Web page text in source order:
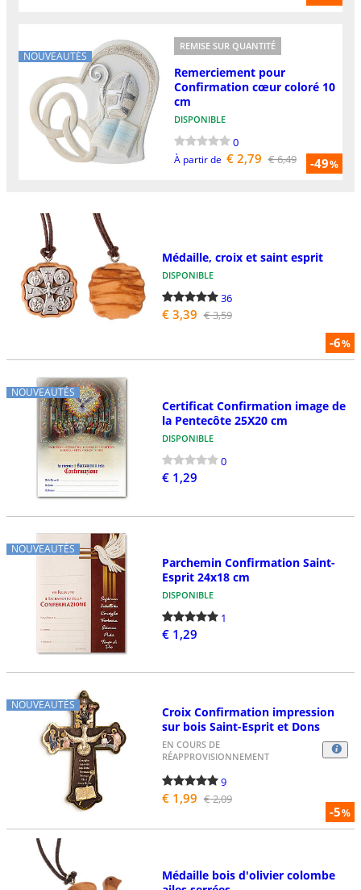
NOUVEAUTÉS
-49%
REMISE SUR QUANTITÉ
Remerciement pour
Confirmation cœur coloré 10
cm
DISPONIBLE
0
À partir de € 2,79 € 6,49
-6%
Médaille, croix et saint esprit
DISPONIBLE
36
€ 3,39 € 3,59
NOUVEAUTÉS
Certificat Confirmation image de
la Pentecôte 25X20 cm
DISPONIBLE
0
€ 1,29
NOUVEAUTÉS
Parchemin Confirmation Saint-
Esprit 24x18 cm
DISPONIBLE
1
€ 1,29
NOUVEAUTÉS
-5%
Croix Confirmation impression
sur bois Saint-Esprit et Dons
EN COURS DE
RÉAPPROVISIONNEMENT
9
€ 1,99 € 2,09
Médaille bois d'olivier colombe